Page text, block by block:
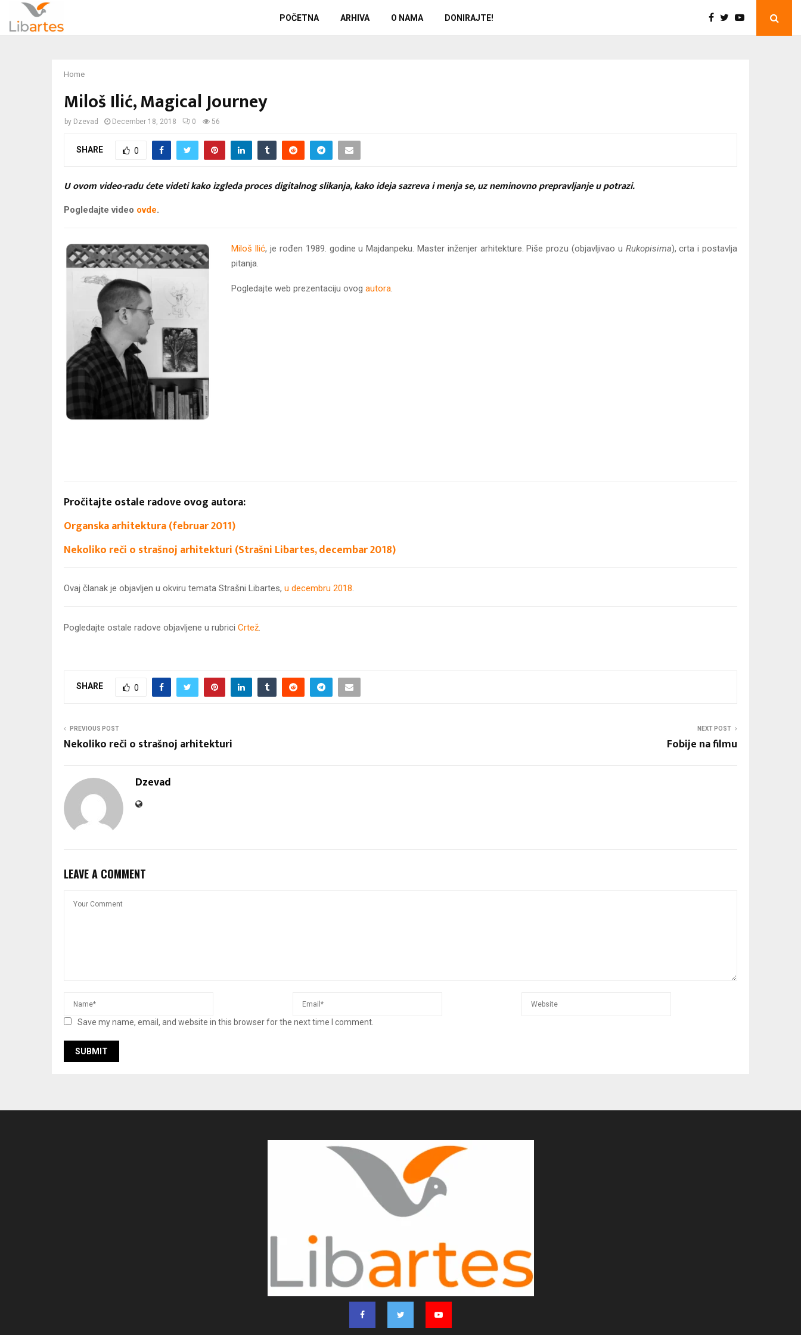
POČETNA ARHIVA O NAMA DONIRAJTE!
Home
Miloš Ilić, Magical Journey
by Dzevad December 18, 2018 0 56
SHARE 0
U ovom video-radu ćete videti kako izgleda proces digitalnog slikanja, kako ideja sazreva i menja se, uz neminovno prepravljanje u potrazi.
Pogledajte video ovde.
Miloš Ilić, je rođen 1989. godine u Majdanpeku. Master inženjer arhitekture. Piše prozu (objavljivao u Rukopisima), crta i postavlja
pitanja.
Pogledajte web prezentaciju ovog autora.
Pročitajte ostale radove ovog autora:
Organska arhitektura (februar 2011)
Nekoliko reči o strašnoj arhitekturi (Strašni Libartes, decembar 2018)
Ovaj članak je objavljen u okviru temata Strašni Libartes, u decembru 2018.
Pogledajte ostale radove objavljene u rubrici Crtež
SHARE 0
PREVIOUS POST
Nekoliko reči o strašnoj arhitekturi
NEXT POST
Fobije na filmu
Dzevad
LEAVE A COMMENT
Save my name, email, and website in this browser for the next time I comment.